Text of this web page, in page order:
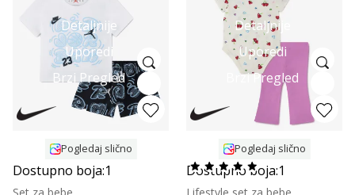
Detaljnije
Uporedi
Brzi Pregled
Pogledaj slično
Dostupno boja:1
Detaljnije
Uporedi
Brzi Pregled
Pogledaj slično
Dostupno boja:1